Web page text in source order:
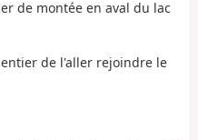
de montée en aval du lac
de l'aller rejoindre le